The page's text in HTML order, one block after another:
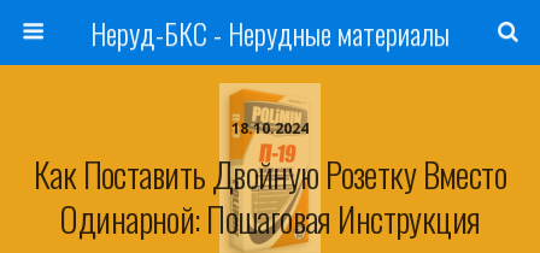
Неруд-БКС - Нерудные материалы
18.10.2024
Как Поставить Двойную Розетку Вместо
Одинарной: Пошаговая Инструкция